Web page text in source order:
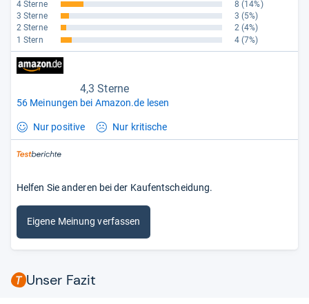
4 Sterne
8 (14%)
3 Sterne
3 (5%)
2 Sterne
2 (4%)
1 Stern
4 (7%)
4,3 Sterne
56 Meinungen bei Amazon.de lesen
Nur positive Nur kritische
Helfen Sie anderen bei der Kaufentscheidung.
Eigene Meinung verfassen
Unser Fazit